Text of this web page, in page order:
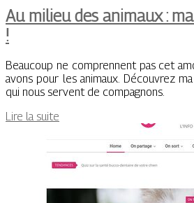
Au milieu des animaux :
!
Beaucoup ne comprennent pas cet
avons pour les animaux. Découvrez
qui nous servent de compagnons.
Lire la suite